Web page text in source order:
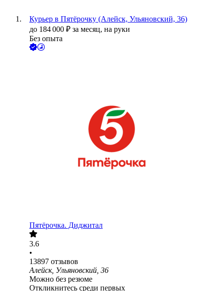
Курьер в Пятёрочку (Алейск, Ульяновский, 36)
до 184 000 ₽ за месяц, на руки
Без опыта
Пятёрочка. Диджитал
3.6
•
13897 отзывов
Алейск, Ульяновский, 36
Можно без резюме
Откликнитесь среди первых